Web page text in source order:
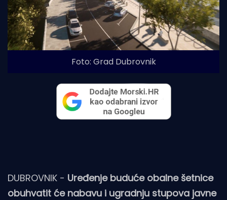
Foto: Grad Dubrovnik
DUBROVNIK - Uređenje buduće obalne šetnice
obuhvatit će nabavu i ugradnju stupova javne